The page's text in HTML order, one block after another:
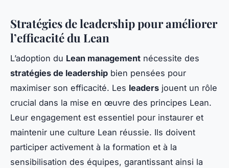
Stratégies de leadership pour améliorer
l’efficacité du Lean
L’adoption du Lean management nécessite des
stratégies de leadership bien pensées pour
maximiser son efficacité. Les leaders jouent un rôle
crucial dans la mise en œuvre des principes Lean.
Leur engagement est essentiel pour instaurer et
maintenir une culture Lean réussie. Ils doivent
participer activement à la formation et à la
sensibilisation des équipes, garantissant ainsi la